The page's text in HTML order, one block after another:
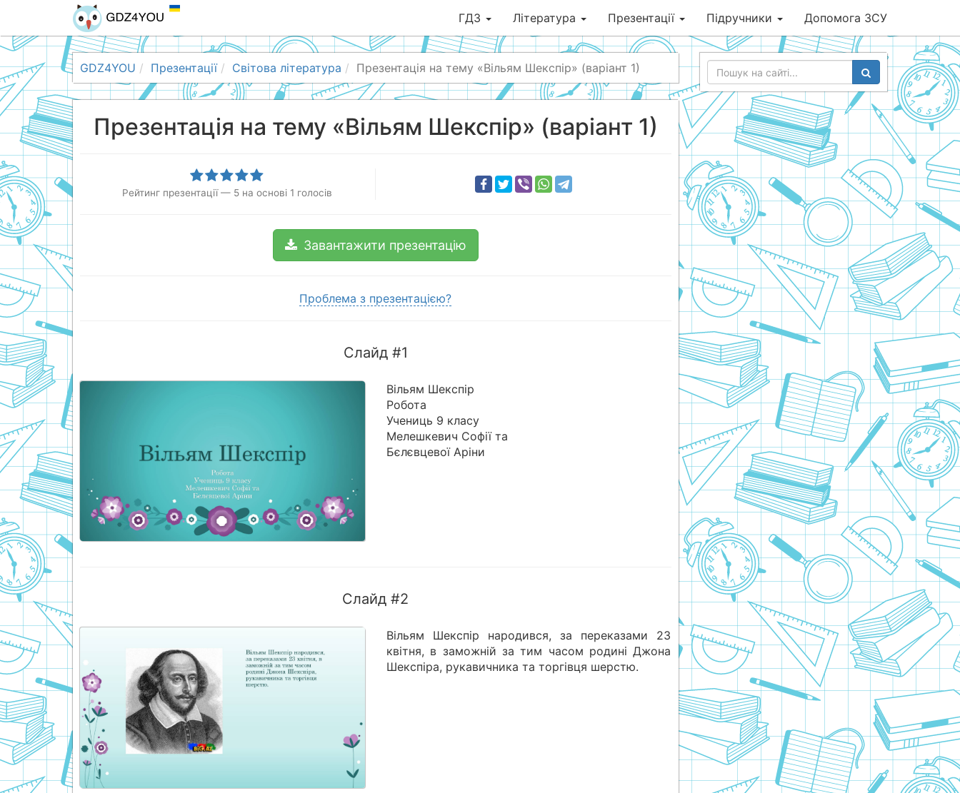
ГДЗ Література Презентації Підручники Допомога ЗСУ
GDZ4YOU Презентації Світова література Презентація на тему «Вільям Шекспір» (варіант 1)
Презентація на тему «Вільям Шекспір» (варіант 1)
Рейтинг презентації — 5 на основі 1 голосів
Завантажити презентацію
Проблема з презентацією?
Слайд #1
Вільям Шекспір
Робота
Учениць 9 класу
Мелешкевич Софії та
Бєлєвцевої Аріни
Слайд #2
Вільям Шекспір народився, за переказами 23
квітня, в заможній за тим часом родині Джона
Шекспіра, рукавичника та торгівця шерстю.